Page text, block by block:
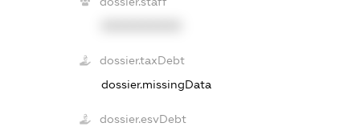
dossier.taxDebt
dossier.missingData
dossier.esvDebt